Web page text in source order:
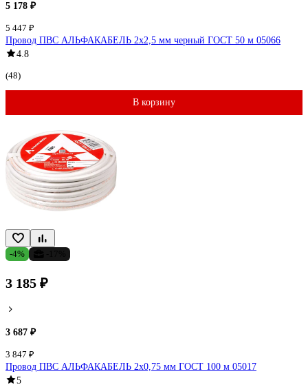
5 178 ₽
5 447 ₽
Провод ПВС АЛЬФАКАБЕЛЬ 2х2,5 мм черный ГОСТ 50 м 05066
4.8
(48)
В корзину
-4%
3 185 ₽
3 687 ₽
3 847 ₽
Провод ПВС АЛЬФАКАБЕЛЬ 2х0,75 мм ГОСТ 100 м 05017
5